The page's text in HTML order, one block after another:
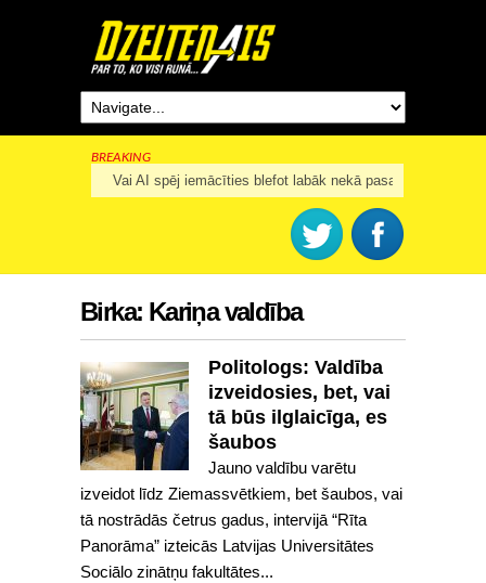
BREAKING
Rīga šogad svinēs 825. dzimšanas dienu
Birka: Kariņa valdība
Politologs: Valdība
izveidosies, bet, vai
tā būs ilglaicīga, es
šaubos
Jauno valdību varētu
izveidot līdz Ziemassvētkiem, bet šaubos, vai
tā nostrādās četrus gadus, intervijā “Rīta
Panorāma” izteicās Latvijas Universitātes
Sociālo zinātņu fakultātes...